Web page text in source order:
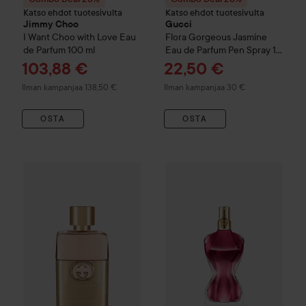
Katso ehdot tuotesivulta
Jimmy Choo
I Want Choo with Love Eau
de Parfum 100 ml
Tarjoushinta
103,88 €
Ilman kampanjaa 138,50 €
OSTA
Katso ehdot tuotesivulta
Gucci
Flora Gorgeous Jasmine
Eau de Parfum Pen Spray 10
ml
Tarjoushinta
22,50 €
Ilman kampanjaa 30 €
OSTA